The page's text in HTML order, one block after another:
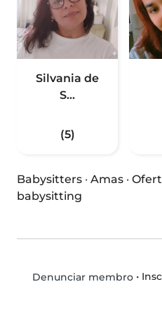
Silvania de
S...
(5)
Babysitters · Amas ·
babysitting
Denunciar membro•